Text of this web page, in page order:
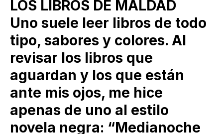
LOS LIBROS DE MALDAD
Uno suele leer libros de todo
tipo, sabores y colores. Al
revisar los libros que
aguardan y los que están
ante mis ojos, me hice
apenas de uno al estilo
novela negra: “Medianoche